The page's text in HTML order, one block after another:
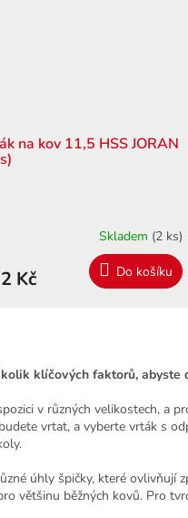
na kov 11,5 HSS JORAN
Skladem (2 ks)
Kč Do košíku
v
l
á
d
a
í
p
r
klíčových faktorů, abyste
v různých velikostech, a
vrtat, a vyberte vrták s
úhly špičky, které ovlivňují
většinu běžných kovů. Pro